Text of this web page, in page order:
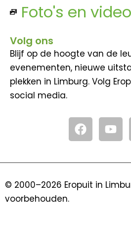
Foto's en
Volg ons
Blijf op de hoogte van de
evenementen, nieuwe
plekken in Limburg. Volg
social media.
F
a
c
o
Y
o
u
b
© 2000–2026 Eropuit in
voorbehouden.